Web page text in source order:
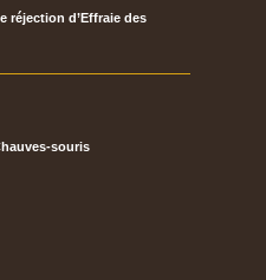
réjection d’Effraie des
souris